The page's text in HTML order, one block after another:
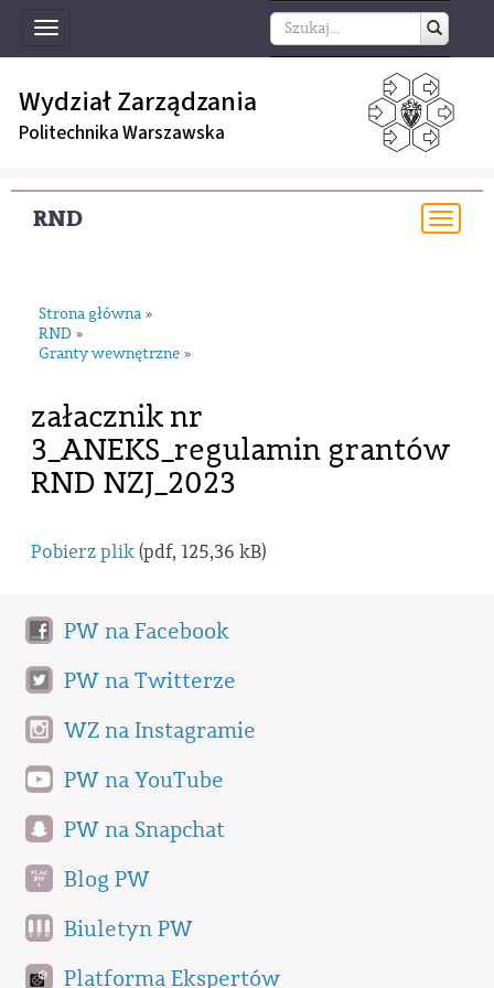
Toggle
navigation
Wydział Zarządzania
Politechnika Warszawska
RND
Strona główna »
RND »
Granty wewnętrzne »
załacznik nr
3_ANEKS_regulamin grantów
RND NZJ_2023
Pobierz plik(pdf, 125,36 kB)
PW na Facebook
PW na Twitterze
WZ na Instagramie
PW na YouTube
PW na Snapchat
Blog PW
Biuletyn PW
Platforma Ekspertów